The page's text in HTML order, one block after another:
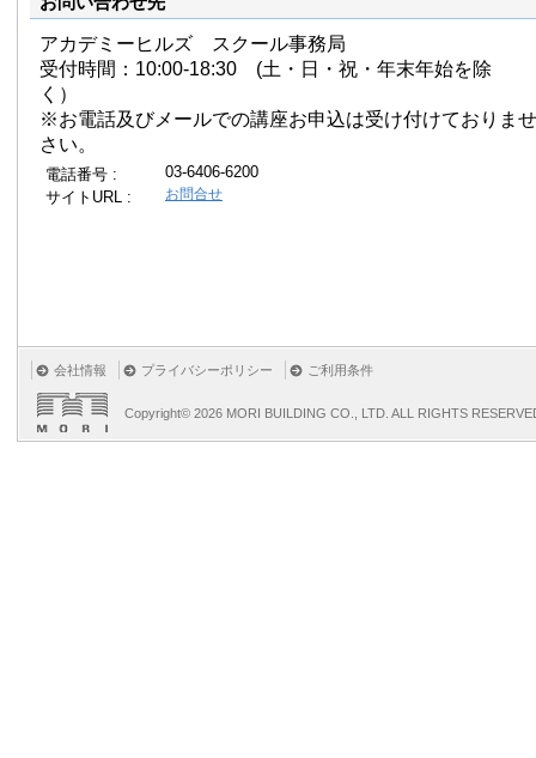
アカデミーヒルズ スクール事務局
受付時間：10:00-18:30 (土・日・祝・年末年始を除
く）
※お電話及びメールでの講座お申込は受け付けておりま
さい。
電話番号 :
03-6406-6200
サイトURL :
お問合せ
会社情報 プライバシーポリシー ご利用条件
Copyright© 2026 MORI BUILDING CO., LTD. ALL RIGHTS